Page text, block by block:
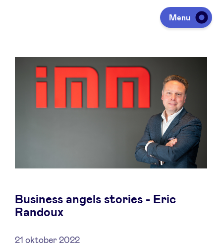
Menu
Investeren
Fondsen ophalen
Portfolio
Agenda
Over ons
Business angels stories - Eric
Randoux
21 oktober 2022